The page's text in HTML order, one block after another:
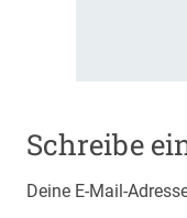
Schreibe
Deine E-Mail-